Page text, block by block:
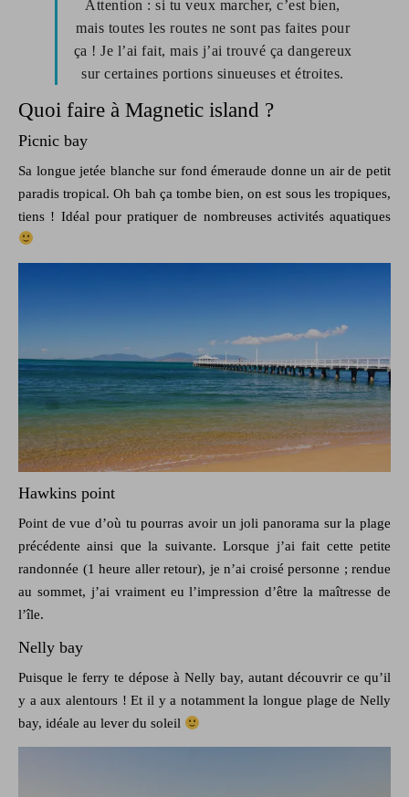
Attention : si tu veux marcher, c’est bien,
mais toutes les routes ne sont pas faites pour
ça ! Je l’ai fait, mais j’ai trouvé ça dangereux
sur certaines portions sinueuses et étroites.
Quoi faire à Magnetic island ?
Picnic bay
Sa longue jetée blanche sur fond émeraude donne un air de petit
paradis tropical. Oh bah ça tombe bien, on est sous les tropiques,
tiens ! Idéal pour pratiquer de nombreuses activités aquatiques
Hawkins point
Point de vue d’où tu pourras avoir un joli panorama sur la plage
précédente ainsi que la suivante. Lorsque j’ai fait cette petite
randonnée (1 heure aller retour), je n’ai croisé personne ; rendue
au sommet, j’ai vraiment eu l’impression d’être la maîtresse de
l’île.
Nelly bay
Puisque le ferry te dépose à Nelly bay, autant découvrir ce qu’il
y a aux alentours ! Et il y a notamment la longue plage de Nelly
bay, idéale au lever du soleil